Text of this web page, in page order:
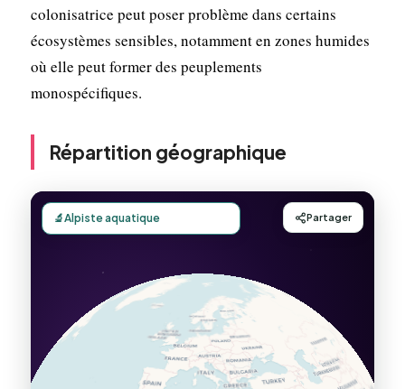
colonisatrice peut poser problème dans certains
écosystèmes sensibles, notamment en zones humides
où elle peut former des peuplements
monospécifiques.
Répartition géographique